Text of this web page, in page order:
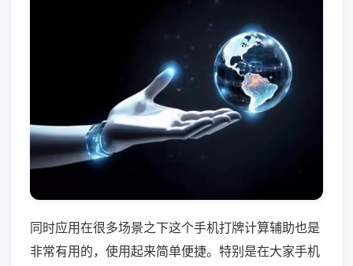
同时应用在很多场景之下这个手机打牌计算辅助也是
非常有用的，使用起来简单便捷。特别是在大家手机